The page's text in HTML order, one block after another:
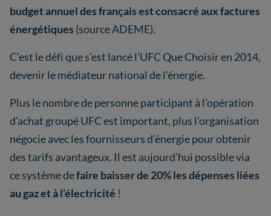
budget annuel des français est consacré aux factures
énergétiques (source ADEME).
C’est le défi que s’est lancé l’UFC Que Choisir en 2014,
devenir le médiateur national de l’énergie.
Plus le nombre de personne participant à l’opération
d’achat groupé UFC est important, plus l’organisation
négocie avec les fournisseurs d’énergie pour obtenir
des tarifs avantageux. Il est aujourd’hui possible via
ce système defaire baisser de 20% les dépenses liées
au gaz et à l’électricité !